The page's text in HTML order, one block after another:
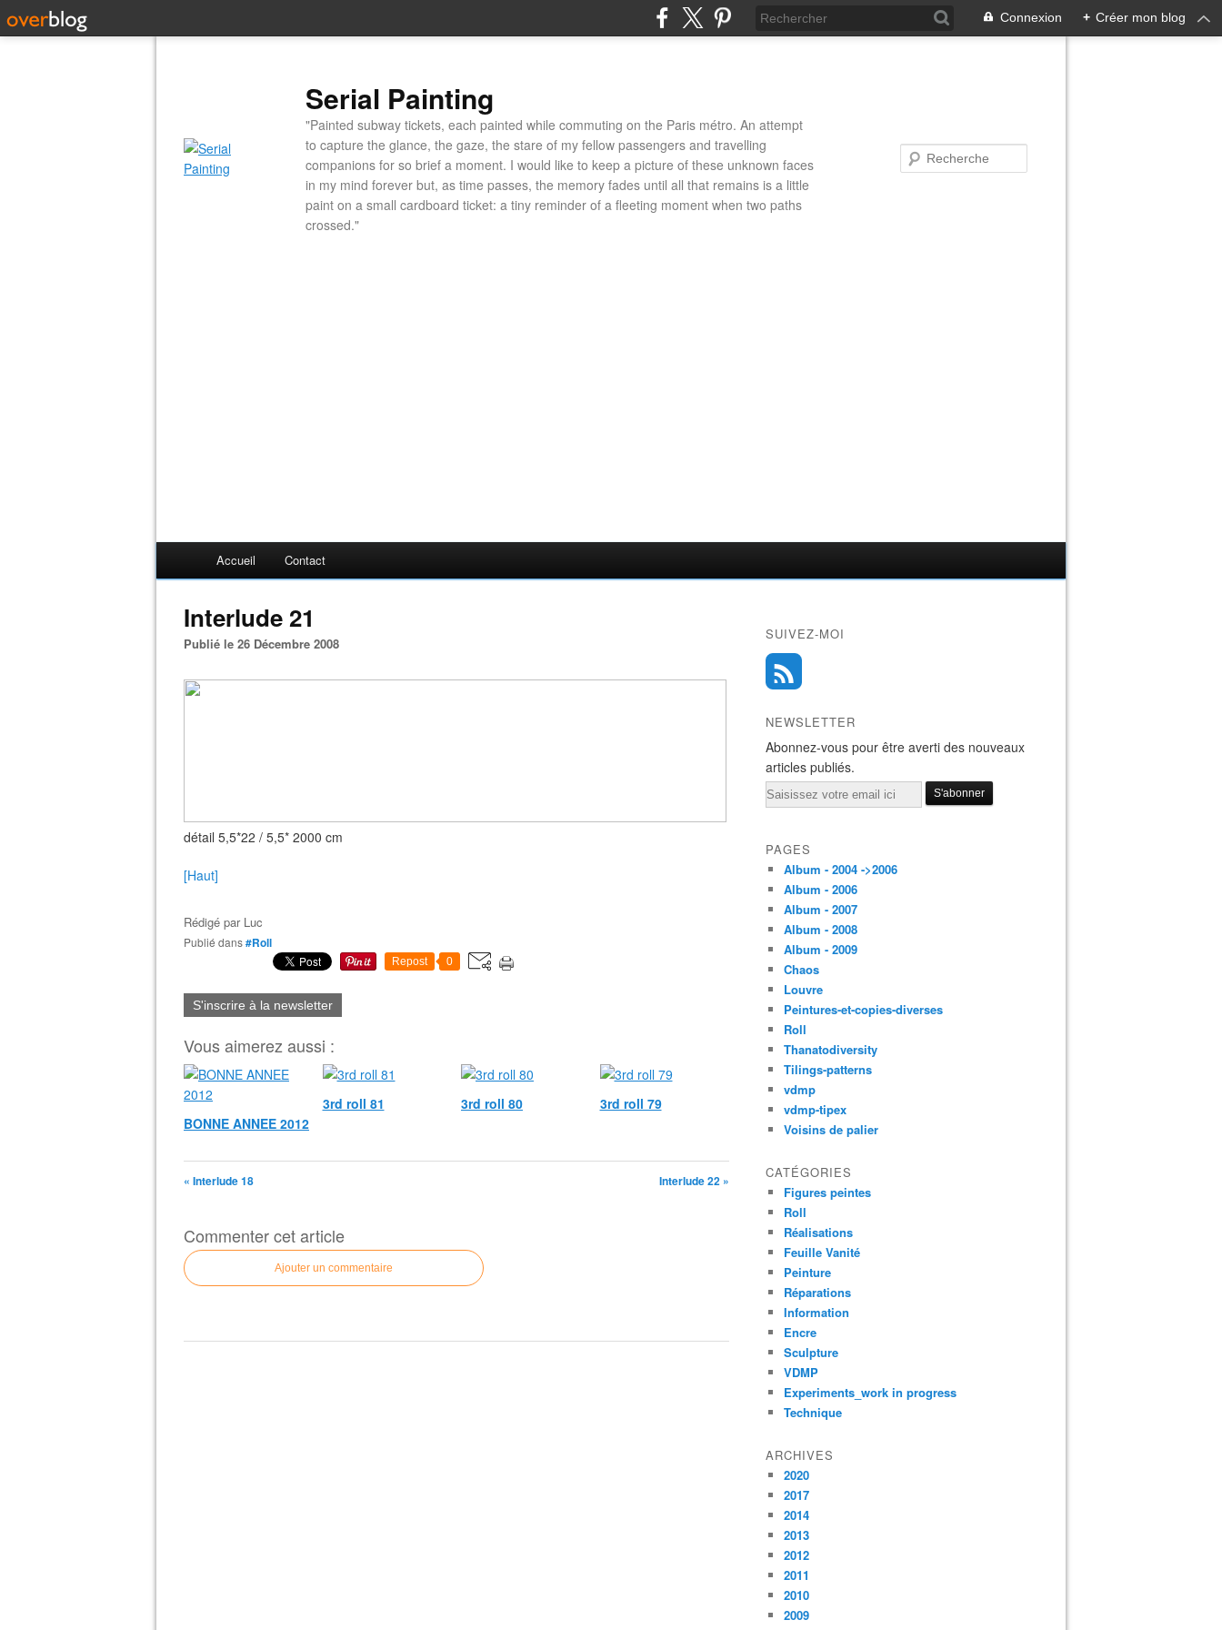
Connexion + Créer mon blog
Serial Painting
"Painted subway tickets, each painted while commuting on the Paris métro. An attempt
to capture the glance, the gaze, the stare of my fellow passengers and travelling
companions for so brief a moment. I would like to keep a picture of these unknown faces
in my mind forever but, as time passes, the memory fades until all that remains is a little
paint on a small cardboard ticket: a tiny reminder of a fleeting moment when two paths
crossed."
Accueil Contact
Interlude 21
Publié le 26 Décembre 2008
détail 5,5*22 / 5,5* 2000 cm
[Haut]
Rédigé par Luc
Publié dans#Roll
Repost 0
S'inscrire à la newsletter
Vous aimerez aussi :
BONNE ANNEE 2012
3rd roll 81 3rd roll 80 3rd roll 79
« Interlude 18 Interlude 22 »
Commenter cet article
Ajouter un commentaire
SUIVEZ-MOI
NEWSLETTER
Abonnez-vous pour être averti des nouveaux
articles publiés.
Email
PAGES
Album - 2004 ->2006
Album - 2006
Album - 2007
Album - 2008
Album - 2009
Chaos
Louvre
Peintures-et-copies-diverses
Roll
Thanatodiversity
Tilings-patterns
vdmp
vdmp-tipex
Voisins de palier
CATÉGORIES
Figures peintes
Roll
Réalisations
Feuille Vanité
Peinture
Réparations
Information
Encre
Sculpture
VDMP
Experiments_work in progress
Technique
ARCHIVES
2020
2017
2014
2013
2012
2011
2010
2009